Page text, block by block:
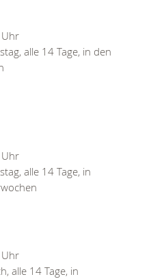
alle 14 Tage, in den
alle 14 Tage, in
alle 14 Tage, in